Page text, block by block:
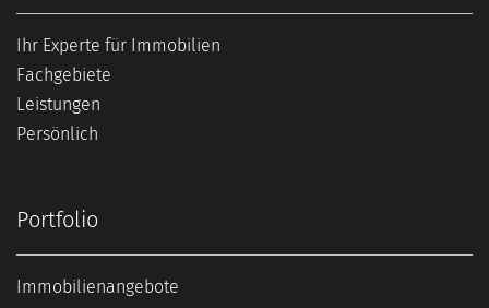
Ihr Experte für Immobilien
Fachgebiete
Leistungen
Persönlich
Portfolio
Immobilienangebote